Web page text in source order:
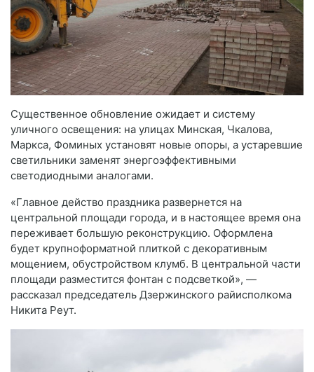
Существенное обновление ожидает и систему
уличного освещения: на улицах Минская, Чкалова,
Маркса, Фоминых установят новые опоры, а устаревшие
светильники заменят энергоэффективными
светодиодными аналогами.
«Главное действо праздника развернется на
центральной площади города, и в настоящее время она
переживает большую реконструкцию. Оформлена
будет крупноформатной плиткой с декоративным
мощением, обустройством клумб. В центральной части
площади разместится фонтан с подсветкой», —
рассказал председатель Дзержинского райисполкома
Никита Реут.